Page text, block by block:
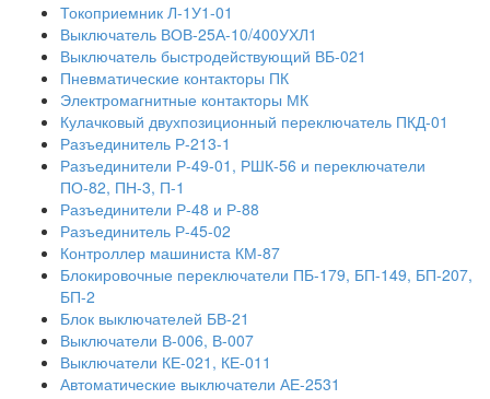
Токоприемник Л-1У1-01
Выключатель ВОВ-25А-10/400УХЛ1
Выключатель быстродействующий ВБ-021
Пневматические контакторы ПК
Электромагнитные контакторы МК
Кулачковый двухпозиционный переключатель ПКД-01
Разъединитель Р-213-1
Разъединители Р-49-01, РШК-56 и переключатели
ПО-82, ПН-3, П-1
Разъединители Р-48 и Р-88
Разъединитель Р-45-02
Контроллер машиниста КМ-87
Блокировочные переключатели ПБ-179, БП-149, БП-207,
БП-2
Блок выключателей БВ-21
Выключатели В-006, В-007
Выключатели КЕ-021, КЕ-011
Автоматические выключатели АЕ-2531